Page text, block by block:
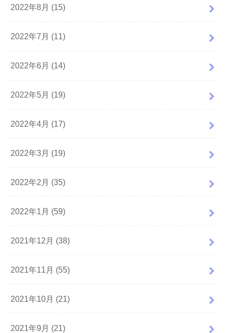
2022年8月 (15)
2022年7月 (11)
2022年6月 (14)
2022年5月 (19)
2022年4月 (17)
2022年3月 (19)
2022年2月 (35)
2022年1月 (59)
2021年12月 (38)
2021年11月 (55)
2021年10月 (21)
2021年9月 (21)